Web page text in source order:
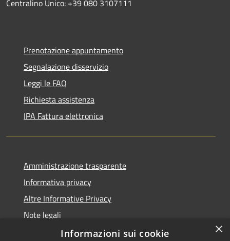
Centralino Unico: +39 080 3107111
Prenotazione appuntamento
Segnalazione disservizio
Leggi le FAQ
Richiesta assistenza
IPA Fattura elettronica
Amministrazione trasparente
Informativa privacy
Altre Informative Privacy
Note legali
Dichiarazione di accessibilità
×
Informazioni sui cookie